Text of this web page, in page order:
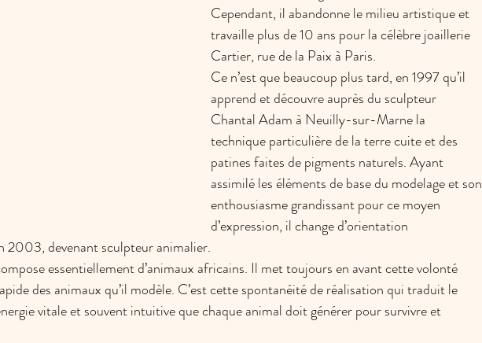
Cependant, il abandonne le milieu artistique et
travaille plus de 10 ans pour la célèbre joaillerie
Cartier, rue de la Paix à Paris.
Ce n’est que beaucoup plus tard, en 1997 qu’il
apprend et découvre auprès du sculpteur
Chantal Adam à Neuilly-sur-Marne la
technique particulière de la terre cuite et des
patines faites de pigments naturels. Ayant
assimilé les éléments de base du modelage et son
enthousiasme grandissant pour ce moyen
d’expression, il change d’orientation
2003, devenant sculpteur animalier.
essentiellement d’animaux africains. Il met toujours en avant cette volonté
des animaux qu’il modèle. C’est cette spontanéité de réalisation qui traduit le
vitale et souvent intuitive que chaque animal doit générer pour survivre et